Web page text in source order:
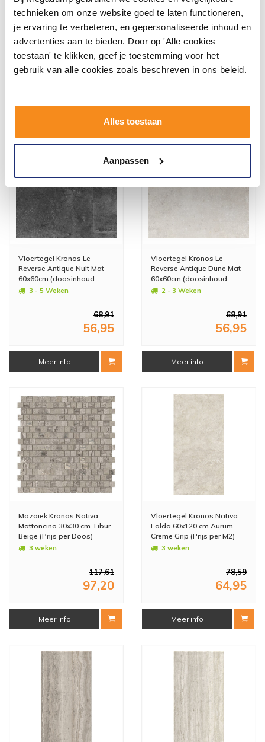
technieken om onze website goed te laten functioneren,
je ervaring te verbeteren, en gepersonaliseerde inhoud en
advertenties aan te bieden. Door op 'Alle cookies
toestaan' te klikken, geef je toestemming voor het
gebruik van alle cookies zoals beschreven in ons beleid.
Alles toestaan
Aanpassen
Broke Antique Taupe Mat
3 - 5 Weken
217,80
180,00
Meer info
Broke Antique Dune Mat
2 - 3 Weken
180,00
Meer info
Vloertegel Kronos Le
Reverse Antique Nuit Mat
60x60cm (doosinhoud
1.08m2) (prijs per m2)
3 - 5 Weken
68,91
56,95
Meer info
Vloertegel Kronos Le
Reverse Antique Dune Mat
60x60cm (doosinhoud
1.08m2) (prijs per m2)
2 - 3 Weken
68,91
56,95
Meer info
Mozaiek Kronos Nativa
Mattoncino 30x30 cm Tibur
Beige (Prijs per Doos)
3 weken
117,61
97,20
Meer info
Vloertegel Kronos Nativa
Falda 60x120 cm Aurum
Creme Grip (Prijs per M2)
3 weken
78,59
64,95
Meer info